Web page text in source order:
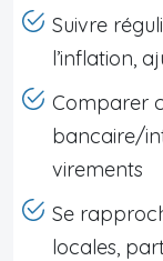
Suivre
l’inflation,
Comparer
bancaire/
virements
Se
locales,